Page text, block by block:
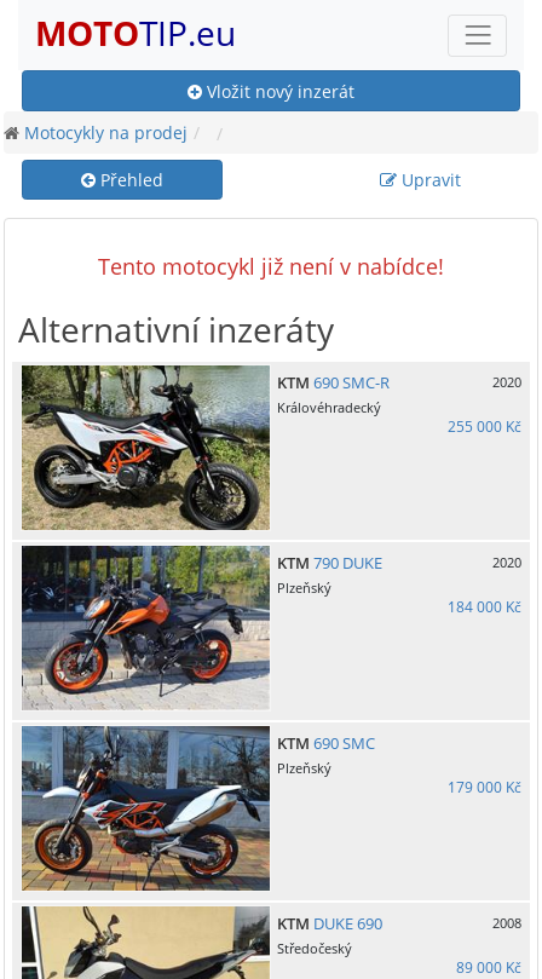
MOTOTIP.eu
Vložit nový inzerát
Motocykly na prodej
Přehled Upravit
Tento motocykl již není v nabídce!
Alternativní inzeráty
KTM 690 SMC-R
2020
Královéhradecký
255 000 Kč
KTM 790 DUKE
2020
Plzeňský
184 000 Kč
KTM 690 SMC
Plzeňský
179 000 Kč
KTM DUKE 690
2008
Středočeský
89 000 Kč